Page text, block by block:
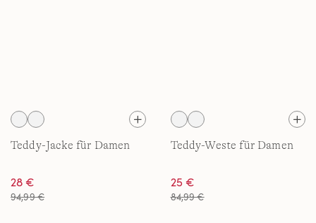
Teddy-Jacke für Damen
28 €
94,99 €
Teddy-Weste für Damen
25 €
84,99 €